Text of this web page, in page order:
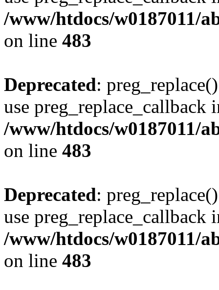
/www/htdocs/w0187011/
on line 483
Deprecated:
use preg_replace_callback
/www/htdocs/w0187011/
on line 483
Deprecated:
use preg_replace_callback
/www/htdocs/w0187011/
on line 483